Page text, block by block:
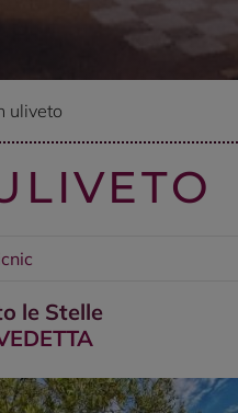
uliveto
le Stelle